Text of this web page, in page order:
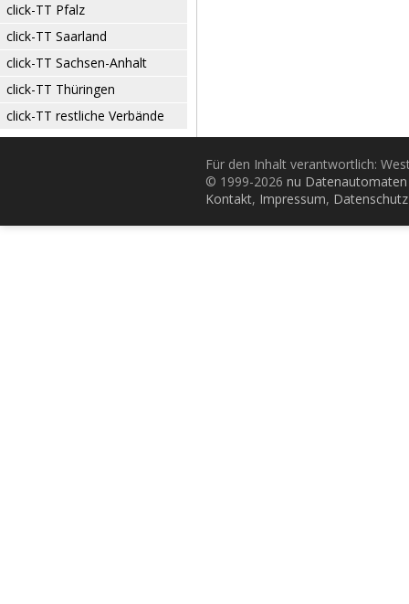
click-TT Pfalz
click-TT Saarland
click-TT Sachsen-Anhalt
click-TT Thüringen
click-TT restliche Verbände
Für den Inhalt verantwortlich:
© 1999-2026 nu
Kontakt, Impressum, Datenschutz